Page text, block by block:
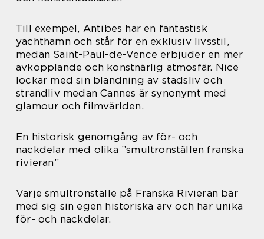
Till exempel, Antibes har en fantastisk
yachthamn och står för en exklusiv livsstil,
medan Saint-Paul-de-Vence erbjuder en mer
avkopplande och konstnärlig atmosfär. Nice
lockar med sin blandning av stadsliv och
strandliv medan Cannes är synonymt med
glamour och filmvärlden.
En historisk genomgång av för- och
nackdelar med olika ”smultronställen franska
rivieran”
Varje smultronställe på Franska Rivieran bär
med sig sin egen historiska arv och har unika
för- och nackdelar.